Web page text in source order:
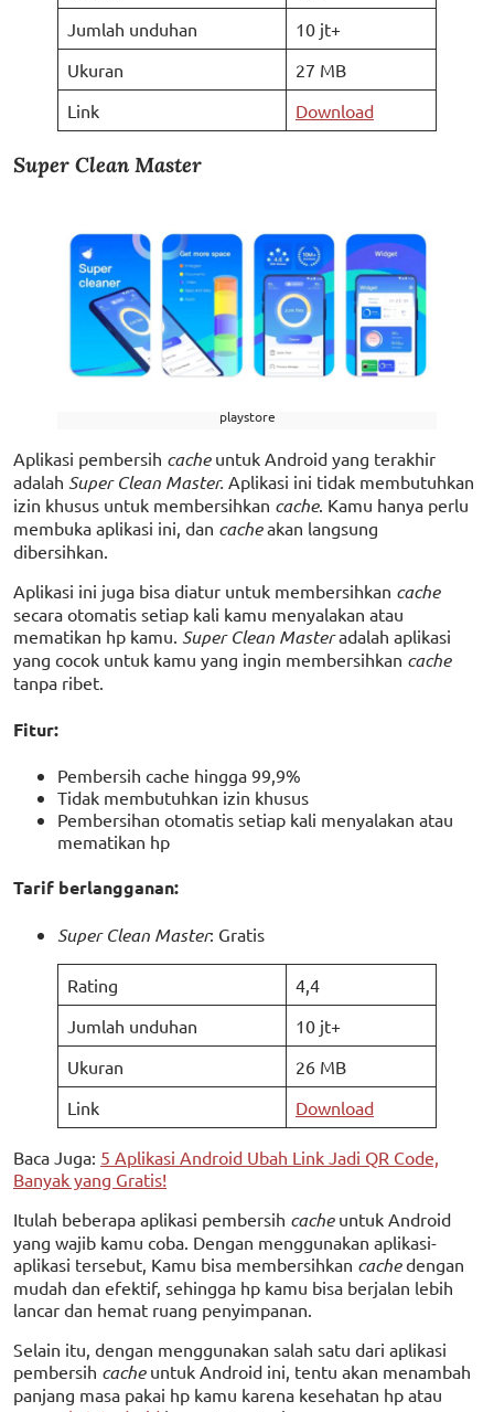
Jumlah unduhan
10 jt+
Ukuran
27 MB
Link
Download
Super Clean Master
playstore
Aplikasi pembersih cache untuk Android yang terakhir
adalah Super Clean Master. Aplikasi ini tidak membutuhkan
izin khusus untuk membersihkan cache. Kamu hanya perlu
membuka aplikasi ini, dan cacheakan langsung
dibersihkan.
Aplikasi ini juga bisa diatur untuk membersihkan cache
secara otomatis setiap kali kamu menyalakan atau
mematikan hp kamu. Super Clean Masteradalah aplikasi
yang cocok untuk kamu yang ingin membersihkan cache
tanpa ribet.
Fitur:
Pembersih cache hingga 99,9%
Tidak membutuhkan izin khusus
Pembersihan otomatis setiap kali menyalakan atau
mematikan hp
Tarif berlangganan:
Super Clean Master: Gratis
Rating
4,4
Jumlah unduhan
10 jt+
Ukuran
26 MB
Link
Download
Baca Juga: 5 Aplikasi Android Ubah Link Jadi QR Code,
Banyak yang Gratis!
Itulah beberapa aplikasi pembersih cache untuk Android
yang wajib kamu coba. Dengan menggunakan aplikasi-
aplikasi tersebut, Kamu bisa membersihkan cachedengan
mudah dan efektif, sehingga hp kamu bisa berjalan lebih
lancar dan hemat ruang penyimpanan.
Selain itu, dengan menggunakan salah satu dari aplikasi
pembersih cache untuk Android ini, tentu akan menambah
panjang masa pakai hp kamu karena kesehatan hp atau